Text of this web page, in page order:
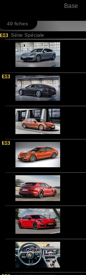
Base
49 fiches
Série Spéciale